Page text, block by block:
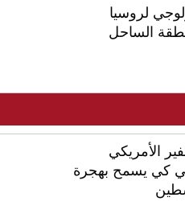
لروسيا
الساحل
الأمريكي
كي يسمح بهجرة